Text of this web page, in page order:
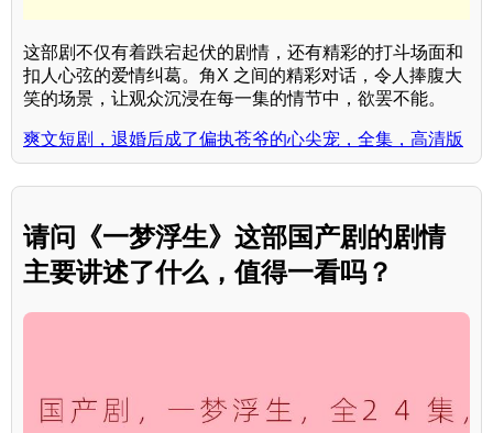
这部剧不仅有着跌宕起伏的剧情，还有精彩的打斗场面和
扣人心弦的爱情纠葛。角X 之间的精彩对话，令人捧腹大
笑的场景，让观众沉浸在每一集的情节中，欲罢不能。
爽文短剧，退婚后成了偏执苍爷的心尖宠，全集，高清版
请问《一梦浮生》这部国产剧的剧情
主要讲述了什么，值得一看吗？